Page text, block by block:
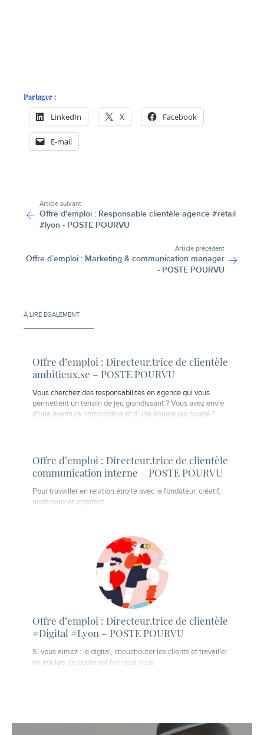
Partager :
LinkedIn X Facebook
E-mail
Article suivant
Offre d'emploi : Responsable clientèle agence #retail
#lyon - POSTE POURVU
Article précédent
Offre d’emploi : Marketing & communication manager
- POSTE POURVU
À LIRE ÉGALEMENT
Offre d’emploi : Directeur.trice de clientèle
ambitieux.se – POSTE POURVU
Vous cherchez des responsabilités en agence qui vous
permettent un terrain de jeu grandissant ? Vous avez envie
d’une aventure participative et d’une équipe qui bouge ?
Offre d’emploi : Directeur.trice de clientèle
communication interne – POSTE POURVU
Pour travailler en relation étroite avec le fondateur, créatif,
audacieux et inspirant.
Offre d’emploi : Directeur.trice de clientèle
#Digital #Lyon – POSTE POURVU
Si vous aimez : le digital, chouchouter les clients et travailler
en équipe, ce poste est fait pour vous